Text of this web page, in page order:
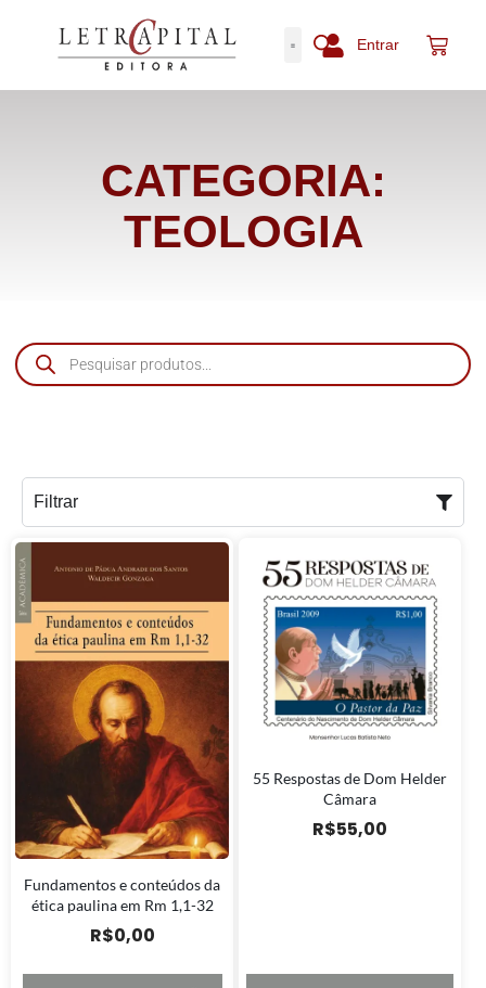
Entrar
CATEGORIA:
TEOLOGIA
Filtrar
Fundamentos e conteúdos da
ética paulina em Rm 1,1-32
R$0,00
55 Respostas de Dom Helder
Câmara
R$55,00